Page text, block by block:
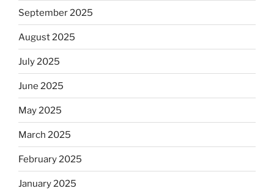
September 2025
August 2025
July 2025
June 2025
May 2025
March 2025
February 2025
January 2025